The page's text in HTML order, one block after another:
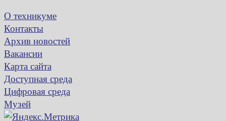
О техникуме
Контакты
Архив новостей
Вакансии
Карта сайта
Доступная среда
Цифровая среда
Музей